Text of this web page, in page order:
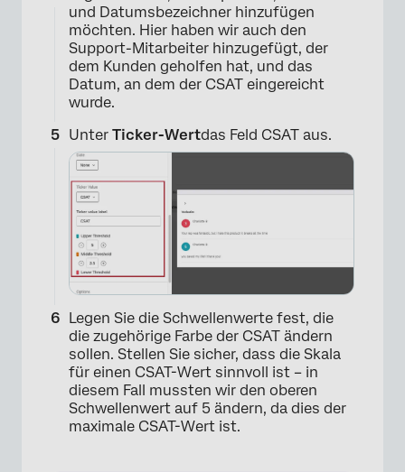
und Datumsbezeichner hinzufügen
möchten. Hier haben wir auch den
Support-Mitarbeiter hinzugefügt, der
dem Kunden geholfen hat, und das
Datum, an dem der CSAT eingereicht
wurde.
Unter Ticker-Wertdas Feld CSAT aus.
Legen Sie die Schwellenwerte fest, die
die zugehörige Farbe der CSAT ändern
sollen. Stellen Sie sicher, dass die Skala
für einen CSAT-Wert sinnvoll ist – in
diesem Fall mussten wir den oberen
Schwellenwert auf 5 ändern, da dies der
maximale CSAT-Wert ist.